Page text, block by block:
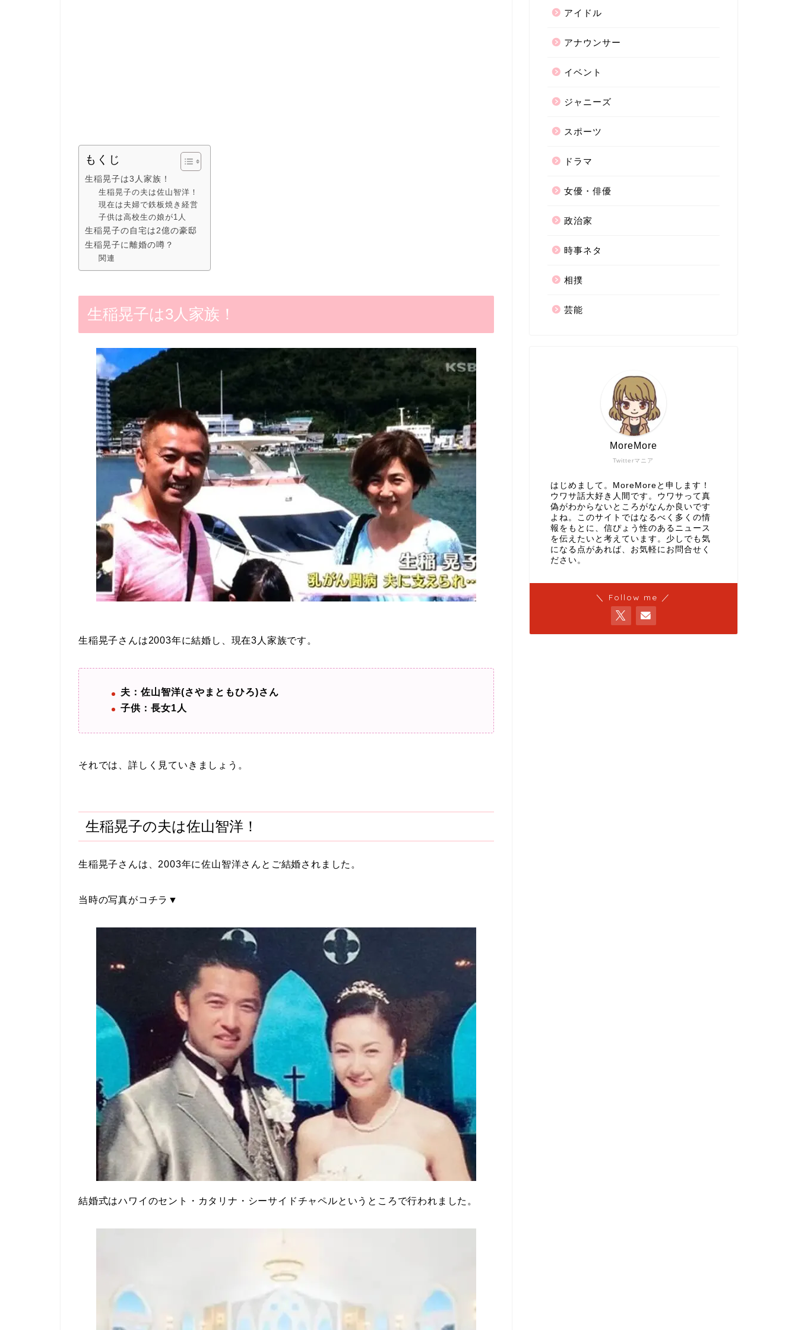
もくじ
生稲晃子は3人家族！
生稲晃子の夫は佐山智洋！
現在は夫婦で鉄板焼き経営
子供は高校生の娘が1人
生稲晃子の自宅は2億の豪邸
生稲晃子に離婚の噂？
関連
生稲晃子は3人家族！
生稲晃子さんは2003年に結婚し、現在3人家族です。
夫：佐山智洋(さやまともひろ)さん
子供：長女1人
それでは、詳しく見ていきましょう。
生稲晃子の夫は佐山智洋！
生稲晃子さんは、2003年に佐山智洋さんとご結婚されました。
当時の写真がコチラ▼
結婚式はハワイのセント・カタリナ・シーサイドチャペルというところで行われました。
アイドル
アナウンサー
イベント
ジャニーズ
スポーツ
ドラマ
女優・俳優
政治家
時事ネタ
相撲
芸能
Twitterマニア
MoreMore
はじめまして。MoreMoreと申します！
ウワサ話大好き人間です。ウワサって真
偽がわからないところがなんか良いです
よね。このサイトではなるべく多くの情
報をもとに、信ぴょう性のあるニュース
を伝えたいと考えています。少しでも気
になる点があれば、お気軽にお問合せく
ださい。
＼ Follow me ／